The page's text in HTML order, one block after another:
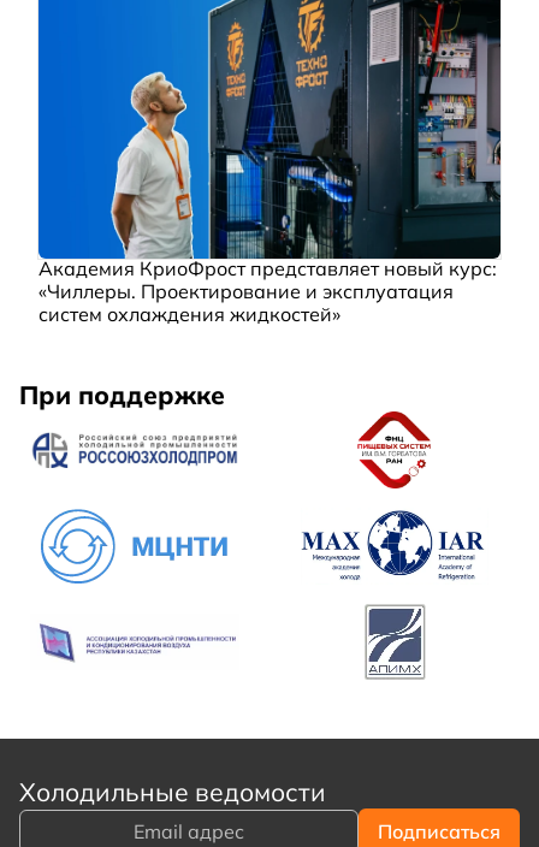
Академия КриоФрост представляет новый курс:
«Чиллеры. Проектирование и эксплуатация
систем охлаждения жидкостей»
При поддержке
Холодильные ведомости